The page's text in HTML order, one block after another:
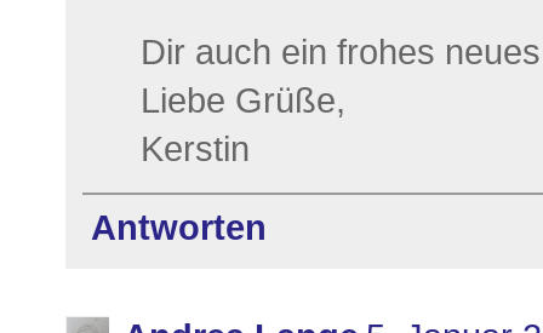
Dir auch ein frohes
Liebe Grüße,
Kerstin
Antworten